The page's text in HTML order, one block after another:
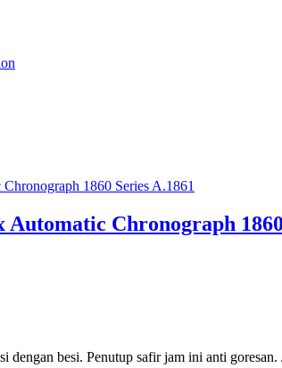
Chronograph 1860
dengan besi. Penutup safir jam ini anti